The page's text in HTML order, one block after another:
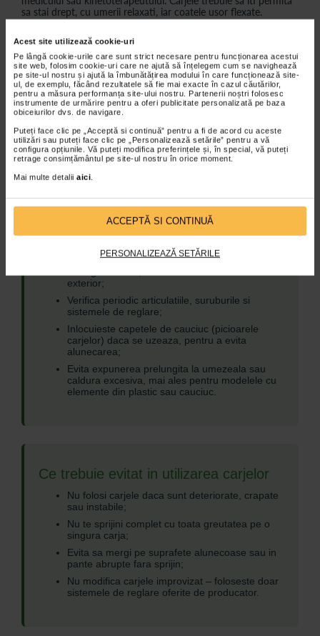
Acest site utilizează cookie-uri
Pe lângă cookie-urile care sunt strict necesare pentru funcționarea acestui
site web, folosim cookie-uri care ne ajută să înțelegem cum se navighează
pe site-ul nostru și ajută la îmbunătățirea modului în care funcționează site-
ul, de exemplu, făcând rezultatele să fie mai exacte în cazul căutărilor,
pentru a măsura performanța site-ului nostru. Partenerii noștri folosesc
instrumente de urmărire pentru a oferi publicitate personalizată pe baza
obiceiurilor dvs. de navigare.
Puteți face clic pe „Acceptă si continuă” pentru a fi de acord cu aceste
utilizări sau puteți face clic pe „Personalizează setările” pentru a vă
configura opțiunile. Vă puteți modifica preferințele și, în special, vă puteți
retrage consimțământul pe site-ul nostru în orice moment.
Mai multe detalii aici
ACCEPTĂ SI CONTINUĂ
PERSONALIZEAZĂ SETĂRILE
sa stai drept, cu umerii relaxati, iar coatele usor flexate.
Sprijinul se face pe maini, nu pe subsuori (in cazul carjelor
subaxilare), pentru a evita compresia nervilor. In mers, urmeaza
regula generala:
Regula generala de mers cu carjele
Carjele se misca impreuna cu piciorul afectat;
Apoi urmeaza pasul cu piciorul sanatos.
Astfel, carjele preiau o parte din greutate si reduc
presiunea asupra zonei ranite sau operate.
Curatare si intretinere
Curata suprafetele cu o laveta umeda si
exterior;
Verifica periodic articulatiile, suruburile si
sistemele de reglare;
Inlocuieste capetele de cauciuc (picioarele
carjelor) daca se uzeaza, pentru a evita
alunecarea;
Evita expunerea prelungita la umezeala sau
caldura excesiva, mai ales pentru modelele cu
elemente din plastic sau cauciuc.
Ce trebuie evitat in utilizarea carjelor
Nu folosi carjele daca sunt deteriorate, crapate
sau instabile;
Nu te sprijini complet cu toata greutatea pe o
singura carja;
Evita sa mergi pe suprafete alunecoase sau in
pante abrupte fara sprijin;
Nu modifica carjele improvizat – foloseste doar
sistemele de reglare oferite de producator.